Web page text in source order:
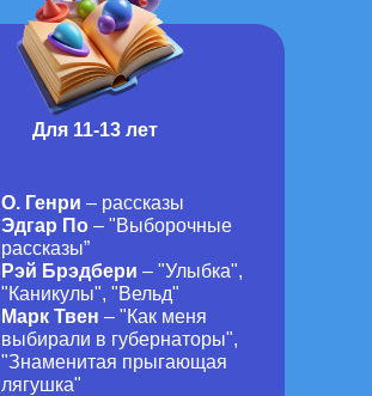
О. Генри – рассказы
Эдгар По – "Выборочные
рассказы”
Рэй Брэдбери – "Улыбка",
"Каникулы", "Вельд"
Марк Твен – "Как меня
выбирали в губернаторы",
"Знаменитая прыгающая
лягушка"
Для 11-13 лет